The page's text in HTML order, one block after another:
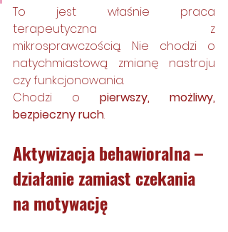
To jest właśnie praca
terapeutyczna z
mikrosprawczością. Nie chodzi o
natychmiastową zmianę nastroju
czy funkcjonowania.
Chodzi o pierwszy, możliwy,
bezpieczny ruch.
Aktywizacja behawioralna –
działanie zamiast czekania
na motywację